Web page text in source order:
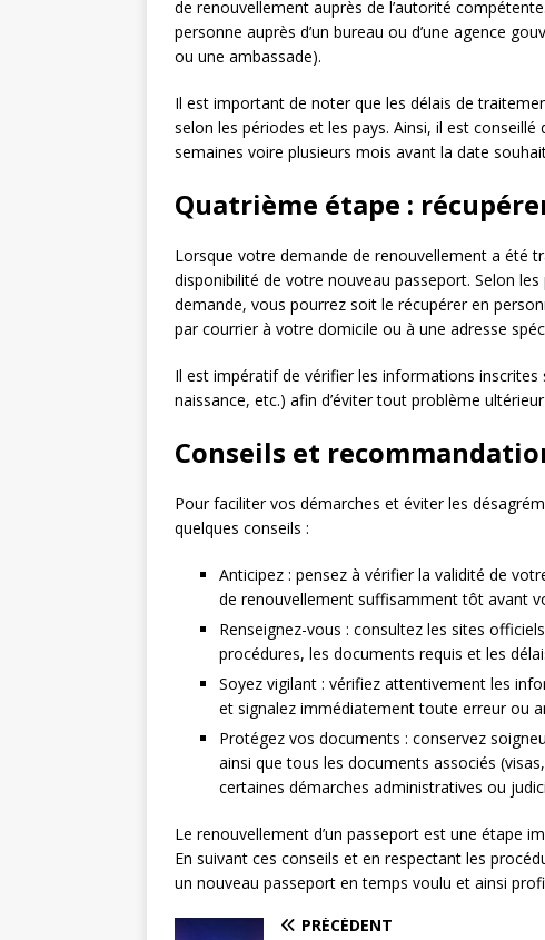
de renouvellement auprès de l’autorité
personne auprès d’un bureau ou d’une agence
ou une ambassade).
Il est important de noter que les délais de
selon les périodes et les pays. Ainsi, il est conseillé
semaines voire plusieurs mois avant la date
Quatrième étape :
Lorsque votre demande de renouvellement a été
disponibilité de votre nouveau passeport. Selon
demande, vous pourrez soit le récupérer en
par courrier à votre domicile ou à une adresse
Il est impératif de vérifier les informations
naissance, etc.) afin d’éviter tout problème
Conseils et
Pour faciliter vos démarches et éviter les
quelques conseils :
Anticipez : pensez à vérifier la validité de
de renouvellement suffisamment tôt avant
Renseignez-vous : consultez les sites
procédures, les documents requis et les
Soyez vigilant : vérifiez attentivement les
et signalez immédiatement toute erreur ou
Protégez vos documents : conservez
ainsi que tous les documents associés
certaines démarches administratives ou
Le renouvellement d’un passeport est une étape
En suivant ces conseils et en respectant les
un nouveau passeport en temps voulu et ainsi
PRÉCÉDENT